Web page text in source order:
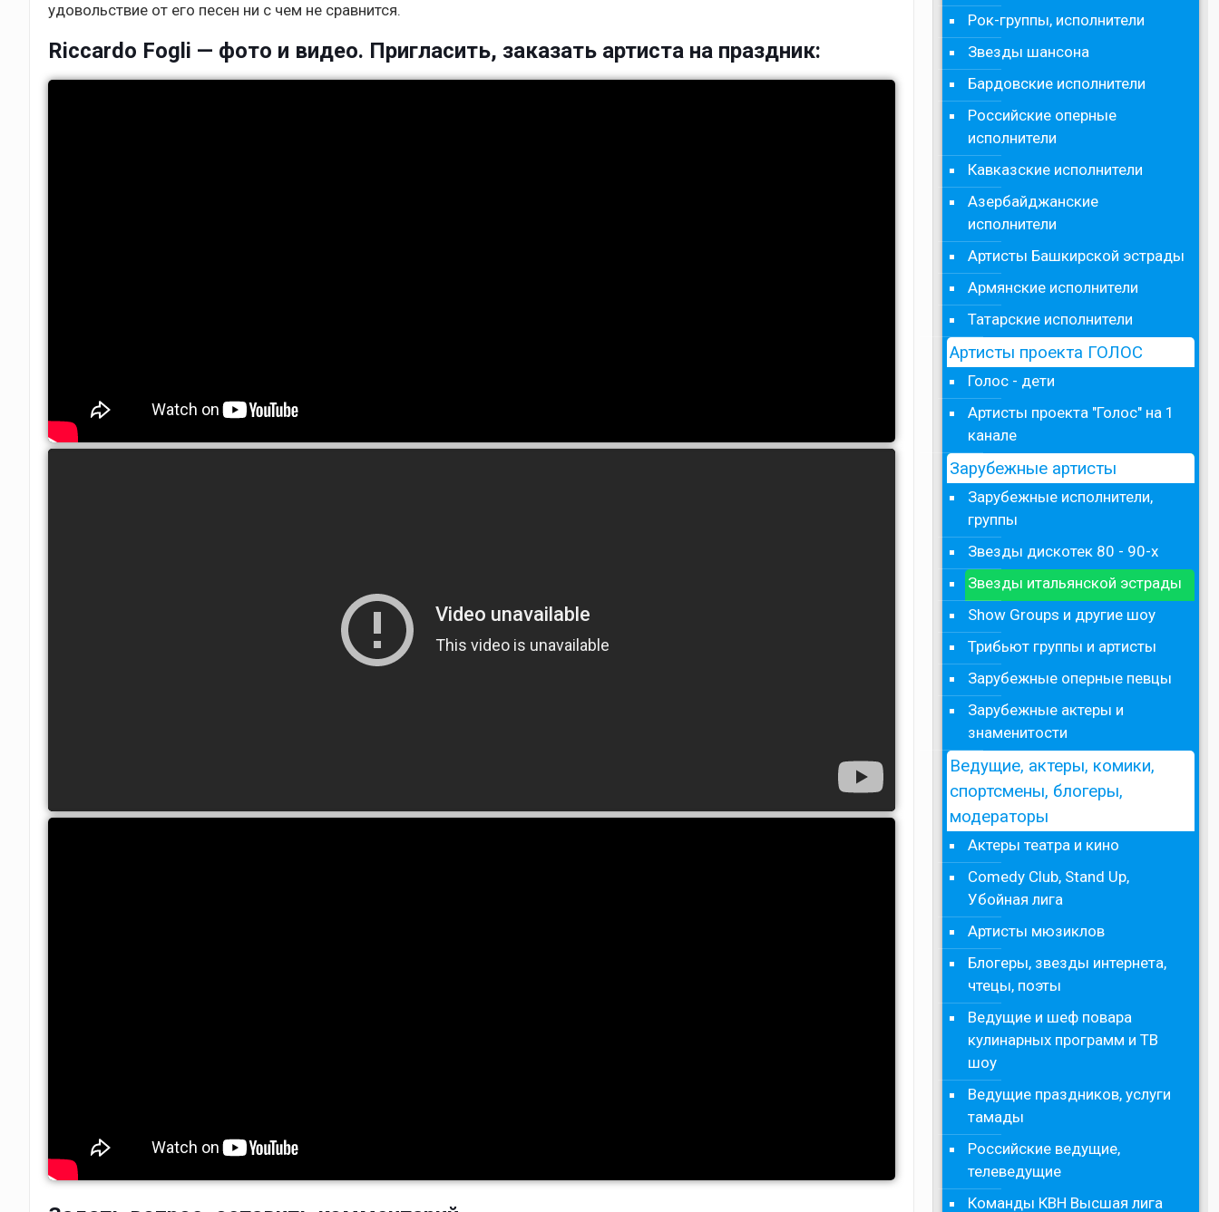
удовольствие от его песен ни с чем не сравнится.
Riccardo Fogli — фото и видео. Пригласить, заказать артиста на праздник:
Рок-группы, исполнители
Звезды шансона
Бардовские исполнители
Российские оперные
исполнители
Кавказские исполнители
Азербайджанские
исполнители
Артисты Башкирской эстрады
Армянские исполнители
Татарские исполнители
Артисты проекта ГОЛОС
Голос - дети
Артисты проекта "Голос" на 1
канале
Зарубежные артисты
Зарубежные исполнители,
группы
Звезды дискотек 80 - 90-х
Звезды итальянской эстрады
Show Groups и другие шоу
Трибьют группы и артисты
Зарубежные оперные певцы
Зарубежные актеры и
знаменитости
Ведущие, актеры, комики,
спортсмены, блогеры,
модераторы
Актеры театра и кино
Comedy Club, Stand Up,
Убойная лига
Артисты мюзиклов
Блогеры, звезды интернета,
чтецы, поэты
Ведущие и шеф повара
кулинарных программ и ТВ
шоу
Ведущие праздников, услуги
тамады
Российские ведущие,
телеведущие
Команды КВН Высшая лига